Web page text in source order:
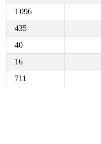
1,096
435
40
16
711